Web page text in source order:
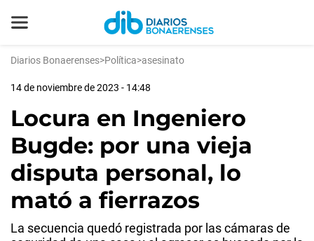
Diarios Bonaerenses>Política>asesinato
14 de noviembre de 2023 - 14:48
Locura en Ingeniero
Bugde: por una vieja
disputa personal, lo
mató a fierrazos
La secuencia quedó registrada por las cámaras de